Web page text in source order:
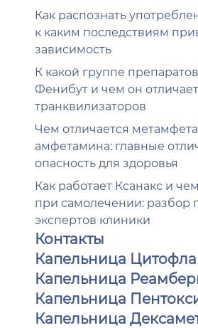
Как распознать
к каким последствиям
зависимость
К какой группе
Фенибут и чем он
транквилизаторов
Чем отличается
амфетамина: главные
опасность для здоровья
Как работает Ксанакс и
при самолечении: разбор
экспертов клиники
Контакты
Капельница
Капельница
Капельница
Капельница